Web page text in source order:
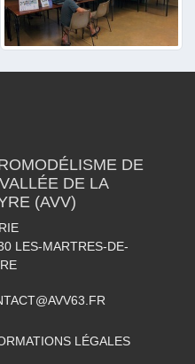
DE
DE LA
(AVV)
LES-MARTRES-DE-
LÉGALES